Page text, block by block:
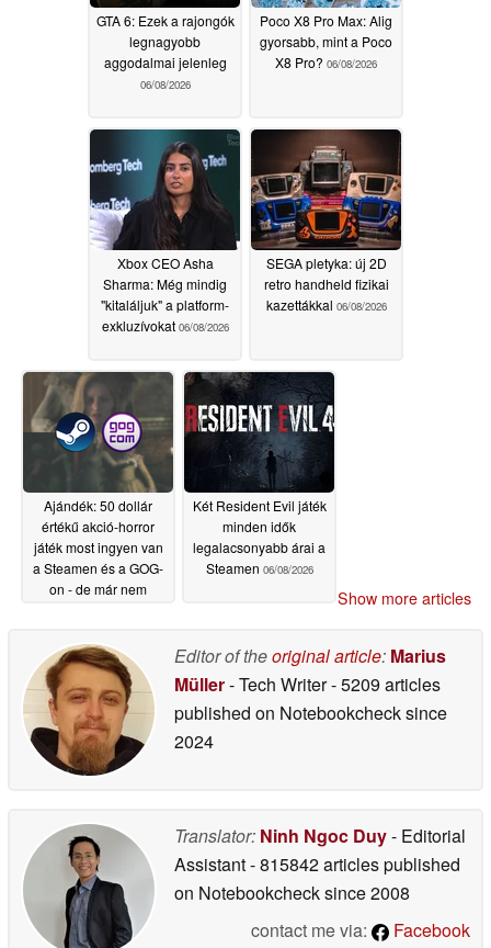
GTA 6: Ezek a rajongók
legnagyobb
aggodalmai jelenleg
06/08/2026
Poco X8 Pro Max: Alig
gyorsabb, mint a Poco
X8 Pro? 06/08/2026
Xbox CEO Asha
Sharma: Még mindig
"kitaláljuk" a platform-
exkluzívokat 06/08/2026
SEGA pletyka: új 2D
retro handheld fizikai
kazettákkal 06/08/2026
Ajándék: 50 dollár
értékű akció-horror
játék most ingyen van
a Steamen és a GOG-
on - de már nem
Két Resident Evil játék
minden idők
legalacsonyabb árai a
Steamen 06/08/2026
Show more articles
Editor of theoriginal article: Marius
Müller- Tech Writer- 5209 articles
published on Notebookchecksince
2024
Translator: Ninh Ngoc Duy- Editorial
Assistant- 815842 articles published
on Notebookchecksince 2008
contact me via:
Facebook